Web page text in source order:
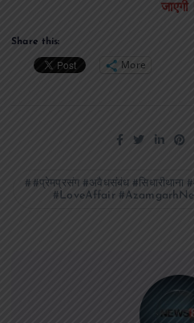
जाएगी।
Share this:
More
#प्रेमप्रसंग #अवैधसंबंध
#LoveAffair